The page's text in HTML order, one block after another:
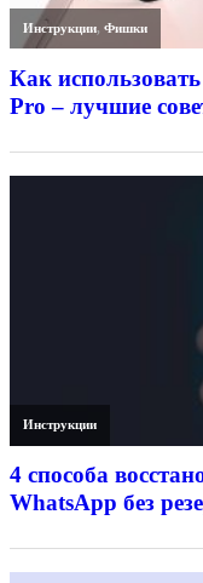
Инструкции,Фишки
Как
Pro – лучшие
Инструкции
4 способа
WhatsApp без